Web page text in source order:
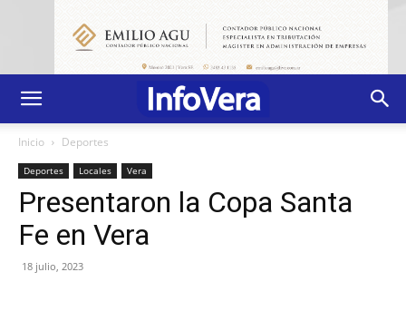
Inicio Deportes
Deportes Locales Vera
Presentaron la Copa Santa
Fe en Vera
18 julio, 2023